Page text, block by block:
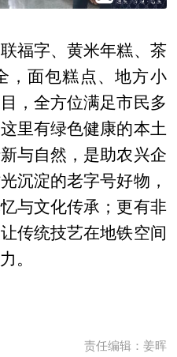
字、黄米年糕、茶
，面包糕点、地方小
，全方位满足市民多
里有绿色健康的本土
与自然，是助农兴企
沉淀的老字号好物，
与文化传承；更有非
传统技艺在地铁空间
。
责任编辑：姜晖